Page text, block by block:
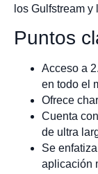
los Gulfstream
Puntos
Acceso a
en todo el
Ofrece
Cuenta
de ultra
Se
aplicación